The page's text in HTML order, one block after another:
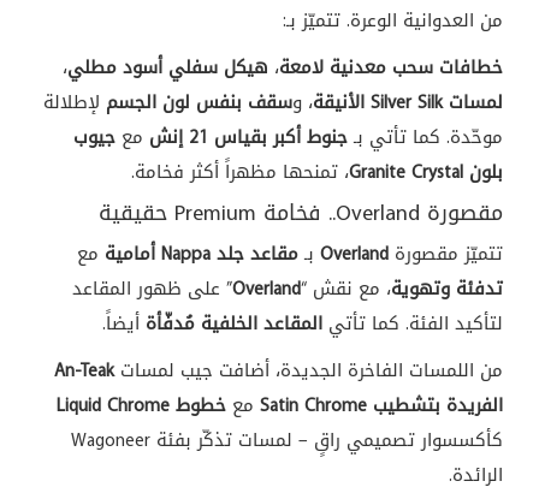
من العدوانية الوعرة. تتميّز بـ:
خطافات سحب معدنية لامعة، هيكل سفلي أسود مطلي،
لمسات Silver Silk الأنيقة
، وسقف بنفس لون الجسم لإطلالة
موحّدة. كما تأتي بـجنوط أكبر بقياس 21 إنش مع جيوب
بلون Granite Crystal
، تمنحها مظهراً أكثر فخامة.
مقصورة Overland.. فخامة Premium حقيقية
تتميّز مقصورة Overland بـمقاعد جلد Nappa أمامية
مع
تدفئة وتهوية، مع نقش “Overland” على ظهور المقاعد
لتأكيد الفئة. كما تأتي المقاعد الخلفية مُدفّأة أيضاً.
من اللمسات الفاخرة الجديدة، أضافت جيب لمساتAn-Teak
الفريدة بتشطيب Satin Chrome
مع خطوط Liquid Chrome
كأكسسوار تصميمي راقٍ – لمسات تذكّر بفئة Wagoneer
الرائدة.